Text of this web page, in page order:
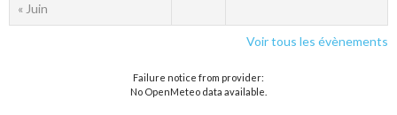
« Juin
Voir tous les évènements
Failure notice from provider:
No OpenMeteo data available.